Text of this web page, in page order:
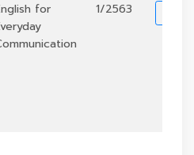
for
1/2563